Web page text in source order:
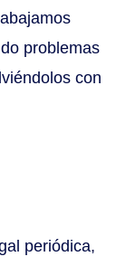
problemas
con
periódica,